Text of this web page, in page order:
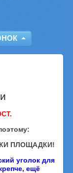
ПЛОЩАДКИ!
уголок для
ещё